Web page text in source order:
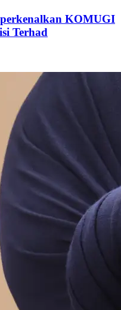
KOMUGI
Terhad